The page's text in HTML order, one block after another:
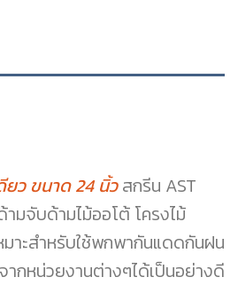
ว ขนาด 24 นิ้วสกรีน AST
มจับด้ามไม้ออโต้ โครงไม้
มาะสำหรับใช้พกพากันแดดกันฝน
ากหน่วยงานต่างๆได้เป็นอย่างดี